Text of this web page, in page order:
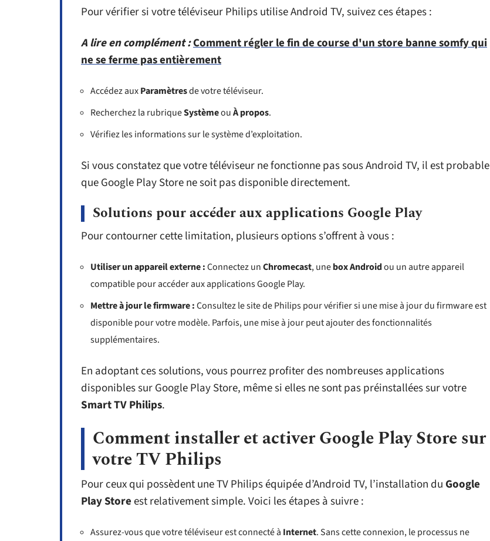
Pour vérifier si votre téléviseur Philips utilise Android TV, suivez ces étapes :
A lire en complément :Comment régler le fin de course d'un store banne somfy qui
ne se ferme pas entièrement
Accédez auxParamètresde votre téléviseur.
Recherchez la rubriqueSystèmeouÀ propos.
Vérifiez les informations sur le système d’exploitation.
Si vous constatez que votre téléviseur ne fonctionne pas sous Android TV, il est probable
que Google Play Store ne soit pas disponible directement.
Solutions pour accéder aux applications Google Play
Pour contourner cette limitation, plusieurs options s’offrent à vous :
Utiliser un appareil externe :Connectez unChromecast, unebox Androidou un autre appareil
compatible pour accéder aux applications Google Play.
Mettre à jour le firmware :Consultez le site de Philips pour vérifier si une mise à jour du firmware est
disponible pour votre modèle. Parfois, une mise à jour peut ajouter des fonctionnalités
supplémentaires.
En adoptant ces solutions, vous pourrez profiter des nombreuses applications
disponibles sur Google Play Store, même si elles ne sont pas préinstallées sur votre
Smart TV Philips.
Comment installer et activer Google Play Store sur
votre TV Philips
Pour ceux qui possèdent une TV Philips équipée d’Android TV, l’installation du Google
Play Storeest relativement simple. Voici les étapes à suivre :
Assurez-vous que votre téléviseur est connecté à Internet. Sans cette connexion, le processus ne